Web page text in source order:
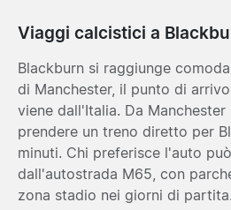
Viaggi calcistici a
Blackburn si raggiunge
di Manchester, il punto di
viene dall'Italia. Da
prendere un treno diretto per
minuti. Chi preferisce l'auto
dall'autostrada M65, con
zona stadio nei giorni di